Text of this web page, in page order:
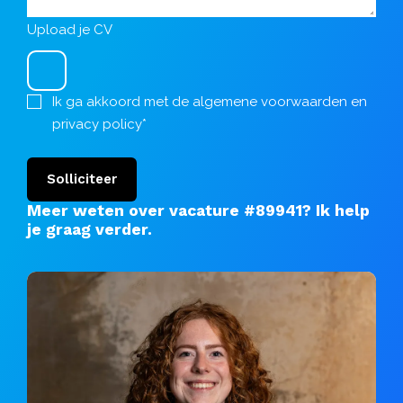
Upload je CV
Ik ga akkoord met de algemene voorwaarden en
privacy policy*
Solliciteer
Meer weten over vacature #89941? Ik help
je graag verder.